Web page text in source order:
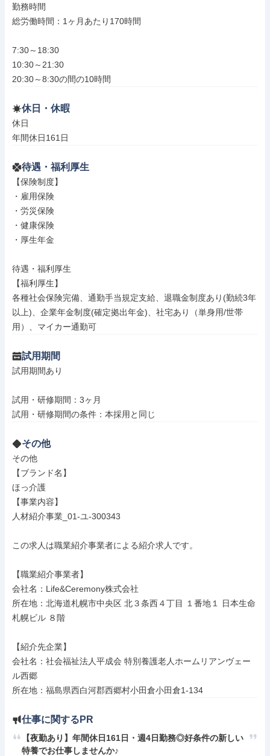
勤務時間
総労働時間：1ヶ月あたり170時間
7:30～18:30
10:30～21:30
20:30～8:30の間の10時間
休日・休暇
休日
年間休日161日
待遇・福利厚生
【保険制度】
・雇用保険
・労災保険
・健康保険
・厚生年金
待遇・福利厚生
【福利厚生】
各種社会保険完備、通勤手当規定支給、退職金制度あり(勤続3年
以上)、企業年金制度(確定拠出年金)、社宅あり（単身用/世帯
用）、マイカー通勤可
試用期間
試用期間あり
試用・研修期間：3ヶ月
その他
その他
【ブランド名】
ほっ介護
【事業内容】
人材紹介事業_01-ユ-300343
この求人は職業紹介事業者による紹介求人です。
【職業紹介事業者】
会社名：Life&Ceremony株式会社
所在地：北海道札幌市中央区 北３条西４丁目 １番地１ 日本生命
札幌ビル ８階
【紹介先企業】
会社名：社会福祉法人平成会 特別養護老人ホームリアンヴェー
ル西郷
所在地：福島県西白河郡西郷村小田倉小田倉1-134
仕事に関するPR
【夜勤あり】年間休日161日・週4日勤務◎好条件の新しい
特養でお仕事しませんか♪